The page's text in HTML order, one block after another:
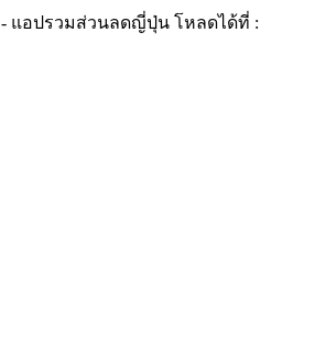
แอปรวมส่วนลดญี่ปุ่น ​ โหลดได้ที่ :